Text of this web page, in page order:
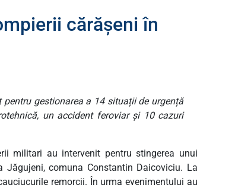
cărășeni în
gestionarea a 14 situații de urgență
un accident feroviar și 10 cazuri
militari au intervenit pentru stingerea unui
comuna Constantin Daicoviciu. La
remorcii. În urma evenimentului au